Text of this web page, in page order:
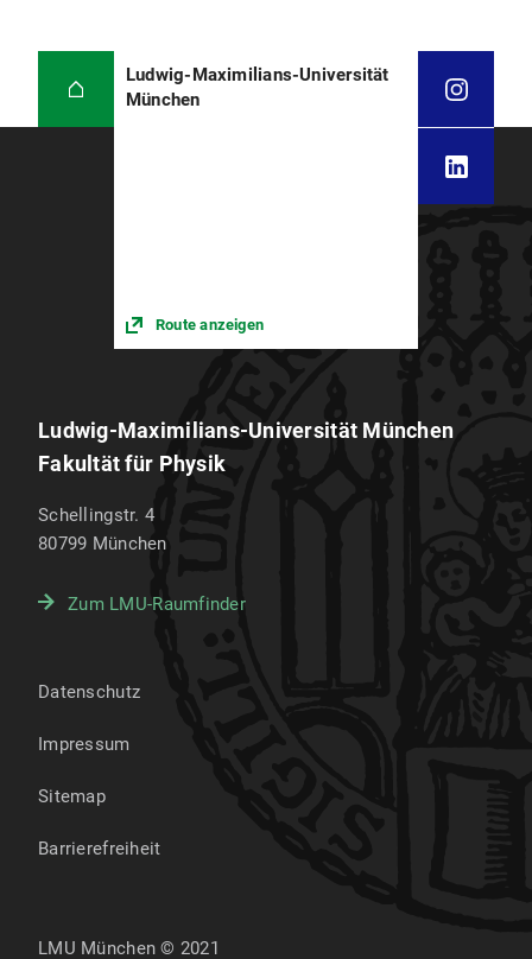
Ludwig-Maximilians-Universität
München
Route anzeigen
Ludwig-Maximilians-Universität München
Fakultät für Physik
Schellingstr. 4
80799 München
Zum LMU-Raumfinder
Datenschutz
Impressum
Sitemap
Barrierefreiheit
LMU München © 2021